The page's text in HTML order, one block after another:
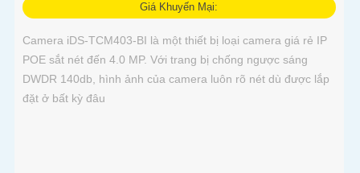
Giá Khuyến Mại:
Camera iDS-TCM403-BI là một thiết bị loại camera giá rẻ IP
POE sắt nét đến 4.0 MP. Với trang bị chống ngược sáng
DWDR 140db, hình ảnh của camera luôn rõ nét dù được lắp
đặt ở bất kỳ đâu